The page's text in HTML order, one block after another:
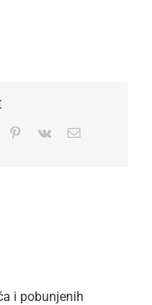
Pinterest
Vk Email
i pobunjenih